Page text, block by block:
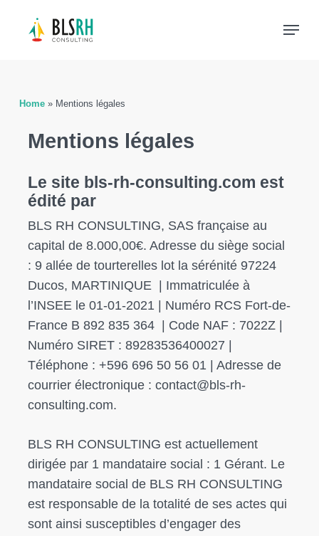
Menu
Home» Mentions légales
Mentions légales
Le site bls-rh-consulting.com est
édité par
BLS RH CONSULTING, SAS française au
capital de 8.000,00€. Adresse du siège social
: 9 allée de tourterelles lot la sérénité 97224
Ducos, MARTINIQUE | Immatriculée à
l’INSEE le 01-01-2021 | Numéro RCS Fort-de-
France B 892 835 364 | Code NAF : 7022Z |
Numéro SIRET : 89283536400027 |
Téléphone : +596 696 50 56 01 | Adresse de
courrier électronique : contact@bls-rh-
consulting.com.
BLS RH CONSULTING est actuellement
dirigée par 1 mandataire social : 1 Gérant. Le
mandataire social de BLS RH CONSULTING
est responsable de la totalité de ses actes qui
sont ainsi susceptibles d’engager des